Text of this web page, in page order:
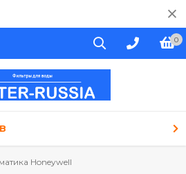
0
Honeywell